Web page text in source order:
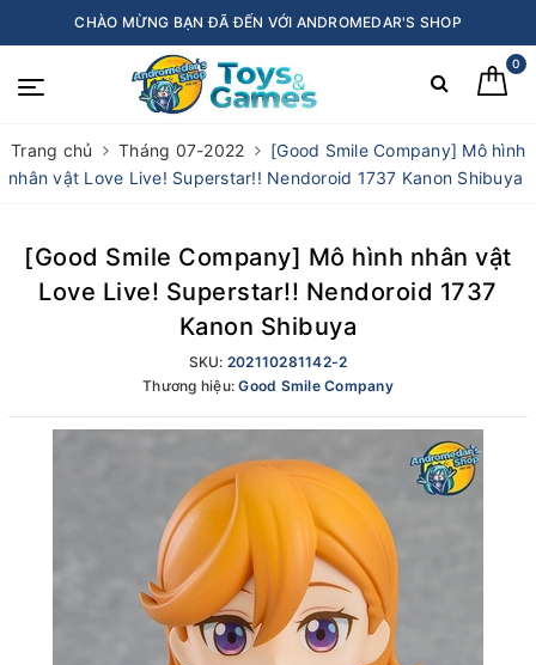
CHÀO MỪNG BẠN ĐÃ ĐẾN VỚI ANDROMEDAR'S SHOP
0
Trang chủ Tháng 07-2022
[Good Smile Company] Mô hình
nhân vật Love Live! Superstar!! Nendoroid 1737 Kanon Shibuya
[Good Smile Company] Mô hình nhân vật
Love Live! Superstar!! Nendoroid 1737
Kanon Shibuya
SKU: 202110281142-2
Thương hiệu:Good Smile Company